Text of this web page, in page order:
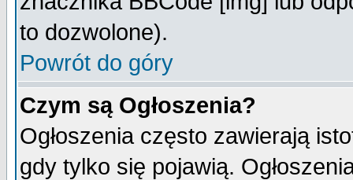
to dozwolone).
Powrót do góry
Czym są Ogłoszenia?
Ogłoszenia często zawierają
gdy tylko się pojawią.